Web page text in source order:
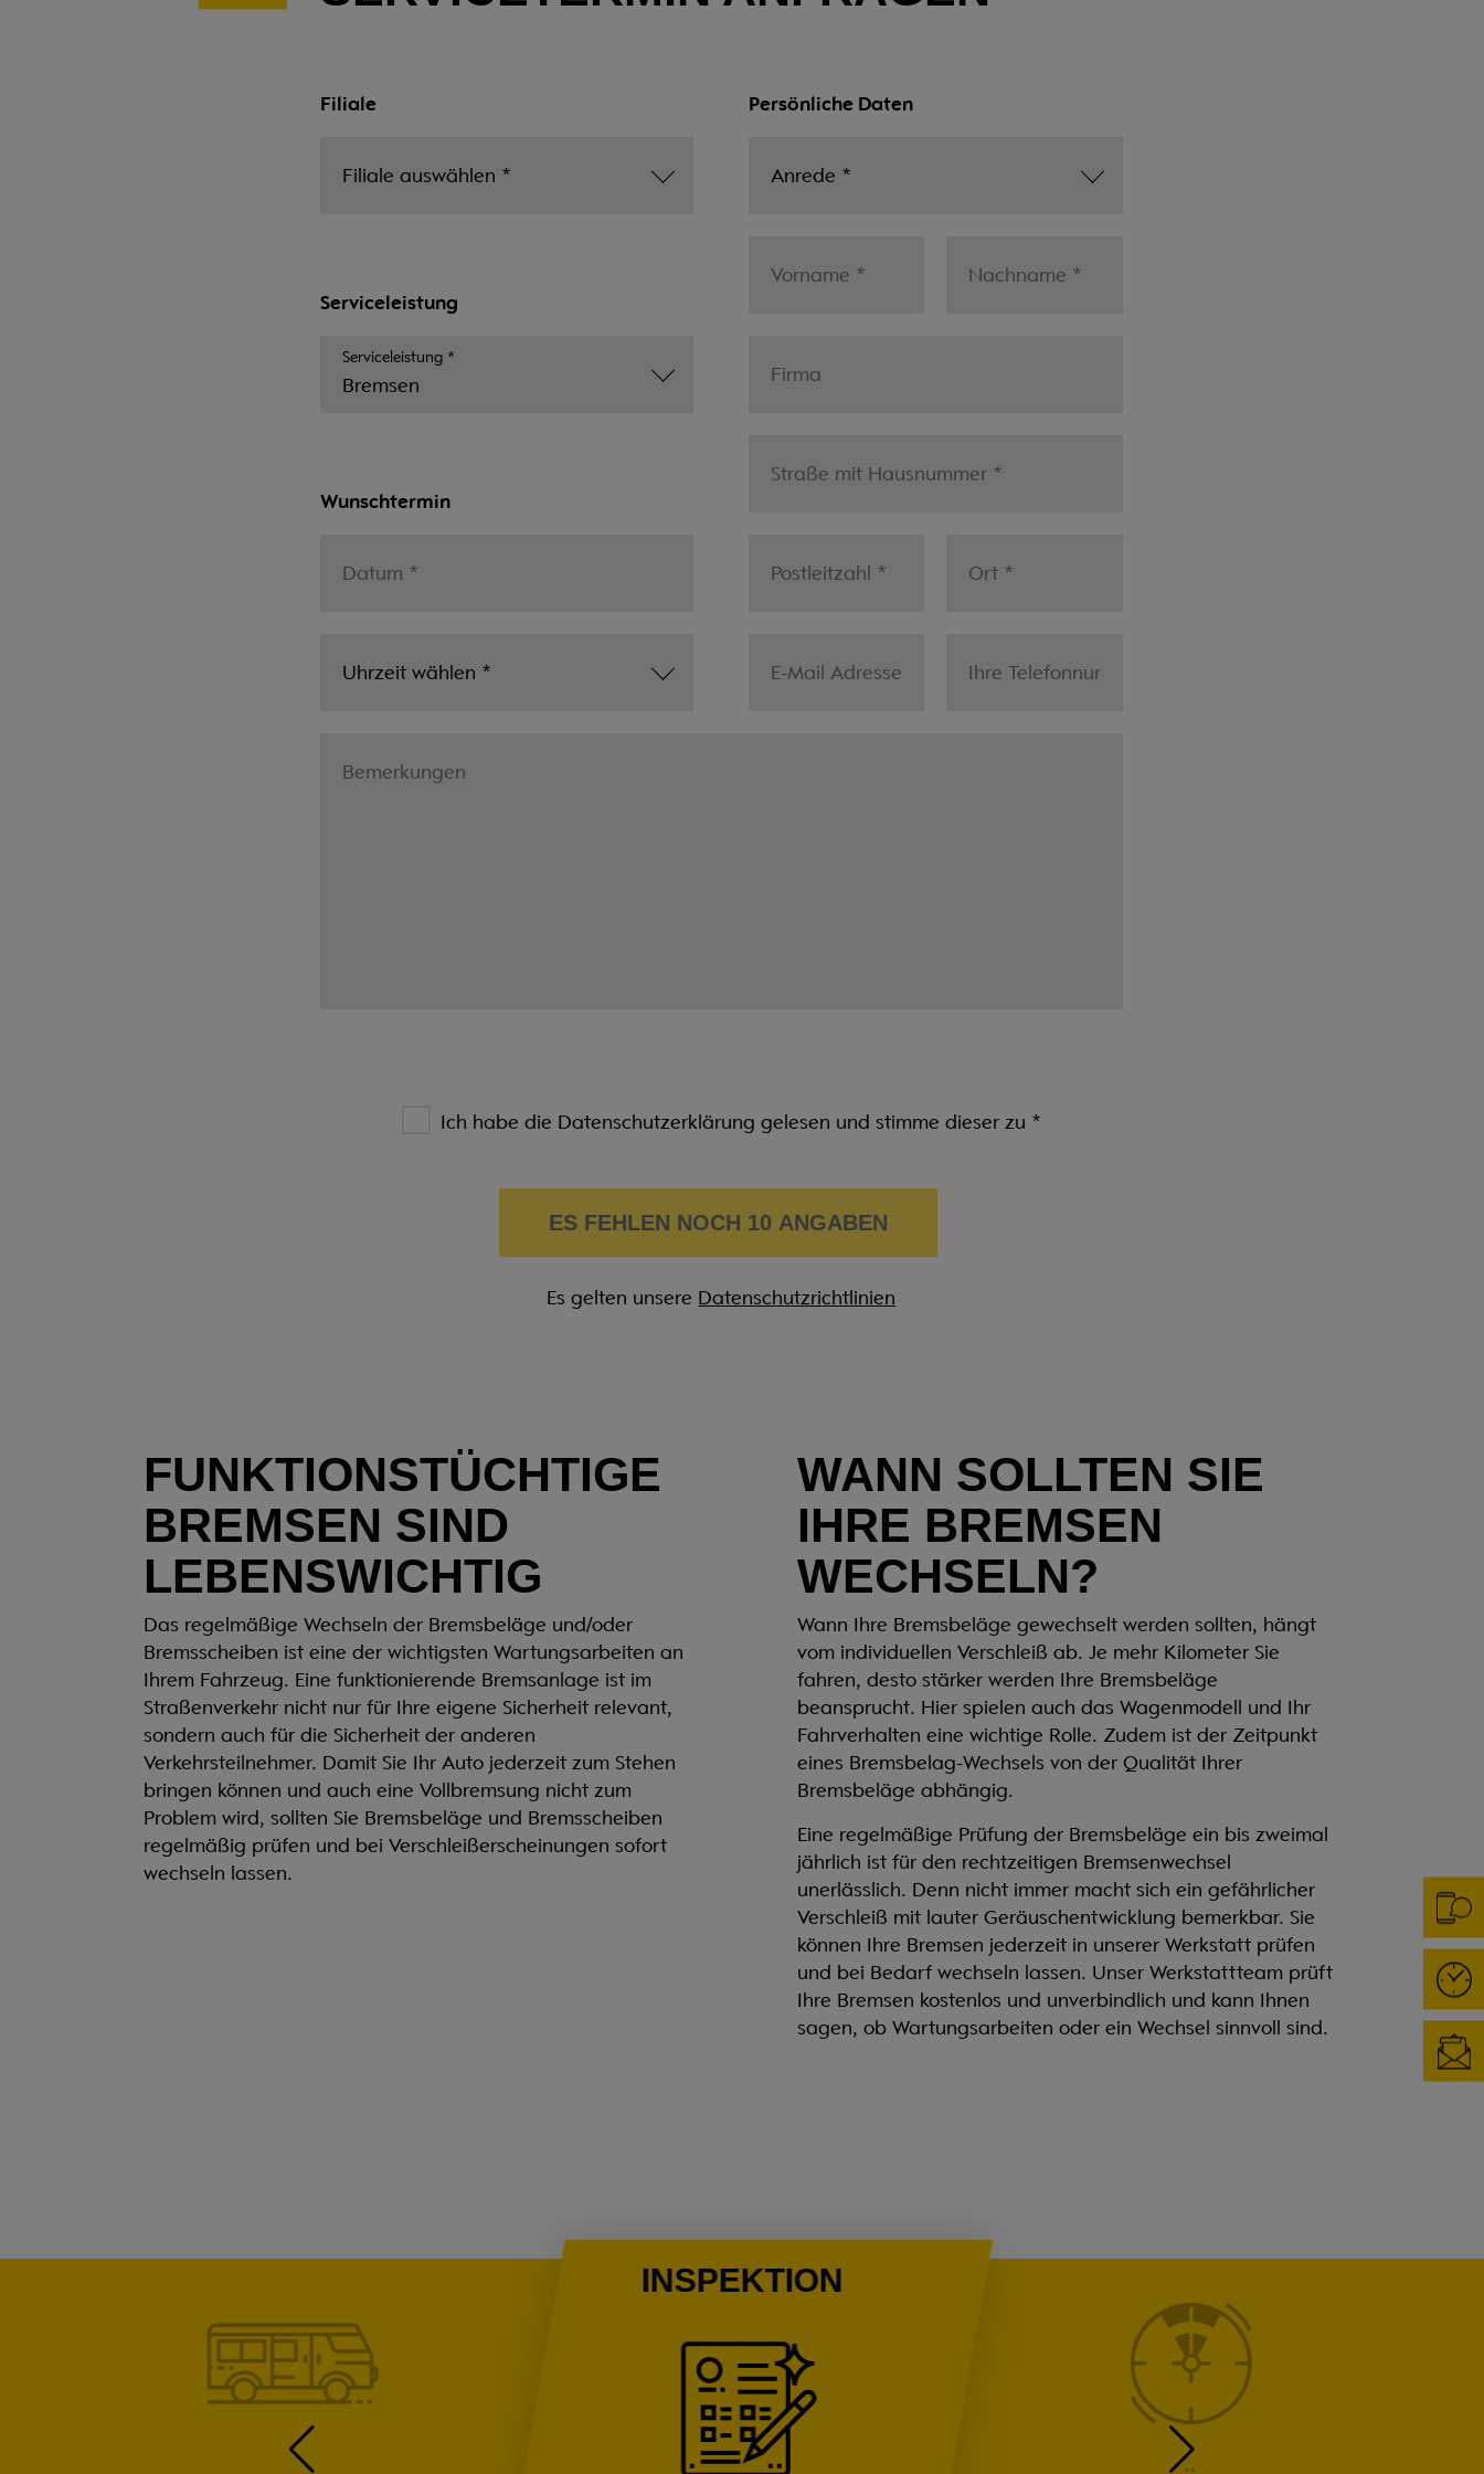
Filiale
Serviceleistung
Serviceleistung *
Wunschtermin
Persönliche Daten
Ich habe die Datenschutzerklärung gelesen und stimme dieser zu *
ES FEHLEN NOCH 10 ANGABEN
Es gelten unsere Datenschutzrichtlinien
FUNKTIONSTÜCHTIGE
BREMSEN SIND
LEBENSWICHTIG
Das regelmäßige Wechseln der Bremsbeläge und/oder
Bremsscheiben ist eine der wichtigsten Wartungsarbeiten an
Ihrem Fahrzeug. Eine funktionierende Bremsanlage ist im
Straßenverkehr nicht nur für Ihre eigene Sicherheit relevant,
sondern auch für die Sicherheit der anderen
Verkehrsteilnehmer. Damit Sie Ihr Auto jederzeit zum Stehen
bringen können und auch eine Vollbremsung nicht zum
Problem wird, sollten Sie Bremsbeläge und Bremsscheiben
regelmäßig prüfen und bei Verschleißerscheinungen sofort
wechseln lassen.
WANN SOLLTEN SIE
IHRE BREMSEN
WECHSELN?
Wann Ihre Bremsbeläge gewechselt werden sollten, hängt
vom individuellen Verschleiß ab. Je mehr Kilometer Sie
fahren, desto stärker werden Ihre Bremsbeläge
beansprucht. Hier spielen auch das Wagenmodell und Ihr
Fahrverhalten eine wichtige Rolle. Zudem ist der Zeitpunkt
eines Bremsbelag-Wechsels von der Qualität Ihrer
Bremsbeläge abhängig.
Eine regelmäßige Prüfung der Bremsbeläge ein bis zweimal
jährlich ist für den rechtzeitigen Bremsenwechsel
unerlässlich. Denn nicht immer macht sich ein gefährlicher
Verschleiß mit lauter Geräuschentwicklung bemerkbar. Sie
können Ihre Bremsen jederzeit in unserer Werkstatt prüfen
und bei Bedarf wechseln lassen. Unser Werkstattteam prüft
Ihre Bremsen kostenlos und unverbindlich und kann Ihnen
sagen, ob Wartungsarbeiten oder ein Wechsel sinnvoll sind.
INSPEKTION